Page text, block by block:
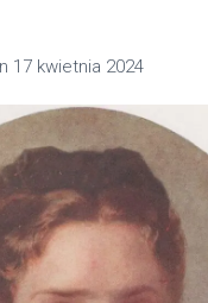
17 kwietnia 2024